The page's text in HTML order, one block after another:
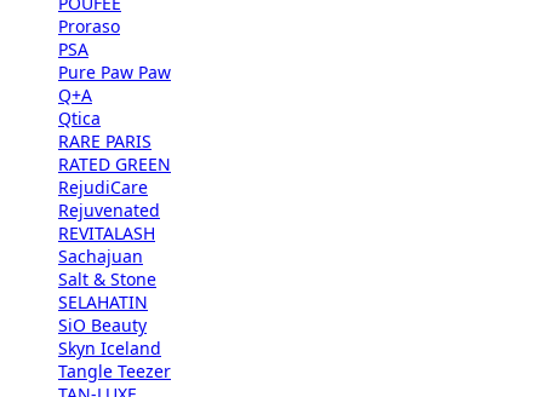
Proraso
PSA
Pure Paw Paw
Q+A
Qtica
RARE PARIS
RATED GREEN
RejudiCare
Rejuvenated
REVITALASH
Sachajuan
Salt & Stone
SELAHATIN
SiO Beauty
Skyn Iceland
Tangle Teezer